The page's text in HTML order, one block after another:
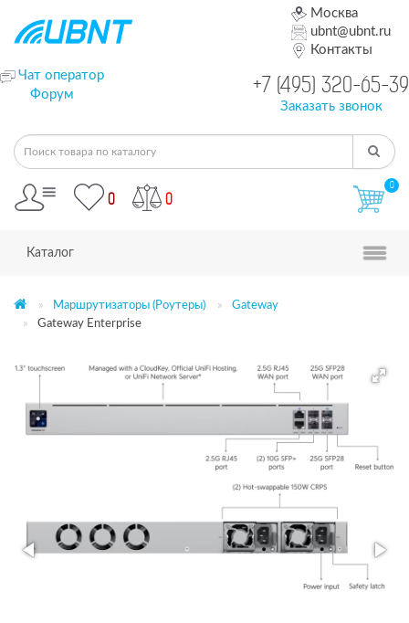
Москва
ubnt@ubnt.ru
Контакты
Чат оператор
Форум
+7 (495) 320-65-39
Заказать звонок
0 0
0
Каталог
Маршрутизаторы (Роутеры)
Gateway
Gateway Enterprise